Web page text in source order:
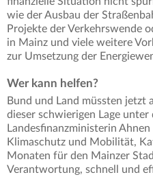
wie der Ausbau der
Projekte der Verkehrswende
in Mainz und viele weitere
zur Umsetzung der
Wer kann helfen?
Bund und Land müssten
dieser schwierigen Lage unter
Landesfinanzministerin
Klimaschutz und Mobilität,
Monaten für den Mainzer
Verantwortung, schnell und